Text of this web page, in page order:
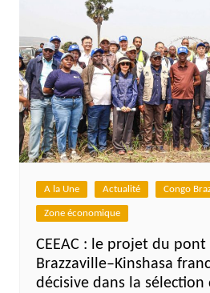
A la Une Actualité Congo
Zone économique
CEEAC : le projet du
Brazzaville–Kinshasa
décisive dans la sélection